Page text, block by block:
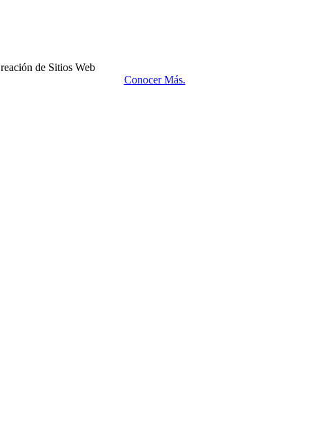
de Sitios Web
Conocer Más.